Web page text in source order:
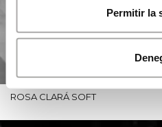
Permitir la
ROSA CLARÁ SOFT